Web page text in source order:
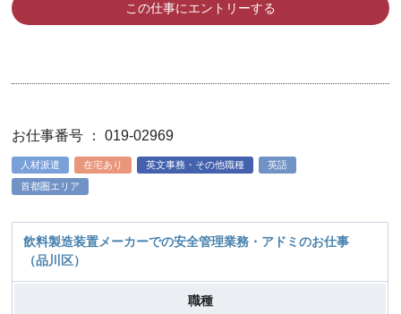
この仕事にエントリーする
お仕事番号 ： 019-02969
人材派遣 在宅あり 英文事務・その他職種
英語
首都圏エリア
飲料製造装置メーカーでの安全管理業務・アドミのお仕事
（品川区）
職種